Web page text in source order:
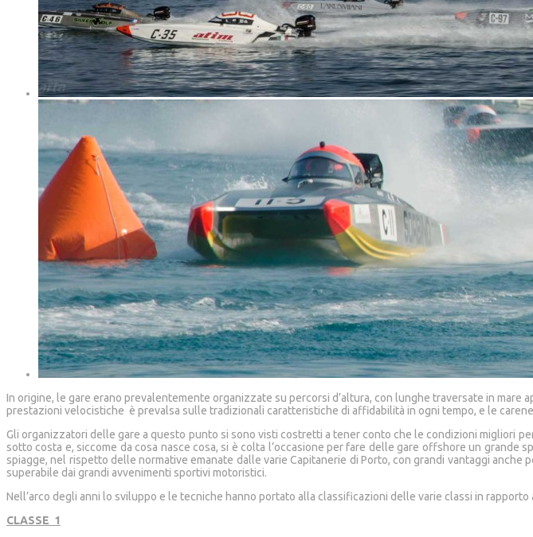
In origine, le gare erano prevalentemente organizzate su percorsi d’altura, con lunghe traversate in
prestazioni velocistiche è prevalsa sulle tradizionali caratteristiche di affidabilità in ogni tempo, e le
Gli organizzatori delle gare a questo punto si sono visti costretti a tener conto che le condizioni migliori
sotto costa e, siccome da cosa nasce cosa, si è colta l’occasione per fare delle gare offshore un
spiagge, nel rispetto delle normative emanate dalle varie Capitanerie di Porto, con grandi vantaggi
superabile dai grandi avvenimenti sportivi motoristici.
Nell’arco degli anni lo sviluppo e le tecniche hanno portato alla classificazioni delle varie classi in
CLASSE 1